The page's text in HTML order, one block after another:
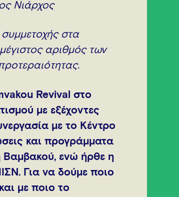
Νιάρχος
στα
αριθμός των
Revival στο
με εξέχοντες
με το Κέντρο
και προγράμματα
Βαμβακού, ενώ ήρθε η
Για να δούμε ποιο
με ποιο το